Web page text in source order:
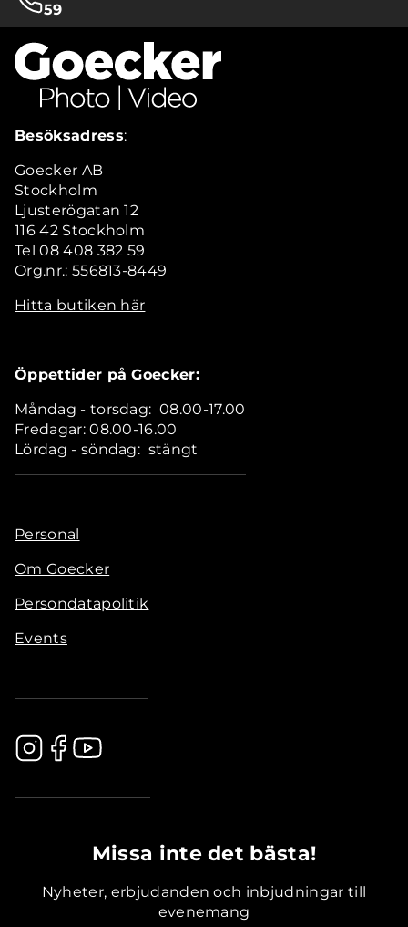
59
Besöksadress:
Goecker AB
Stockholm
Ljusterögatan 12
116 42 Stockholm
Tel 08 408 382 59
Org.nr.: 556813-8449
Hitta butiken här
Öppettider på Goecker:
Måndag - torsdag: 08.00-17.00
Fredagar: 08.00-16.00
Lördag - söndag: stängt
Personal
Om Goecker
Persondatapolitik
Events
Missa inte det bästa!
Nyheter, erbjudanden och inbjudningar till
evenemang